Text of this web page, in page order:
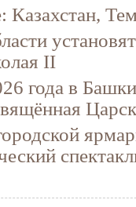
Казахстан,
II
года в